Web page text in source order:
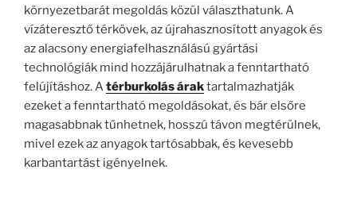
környezetbarát megoldás közül választhatunk. A
vízáteresztő térkövek, az újrahasznosított anyagok és
az alacsony energiafelhasználású gyártási
technológiák mind hozzájárulhatnak a fenntartható
felújításhoz. Atérburkolás áraktartalmazhatják
ezeket a fenntartható megoldásokat, és bár elsőre
magasabbnak tűnhetnek, hosszú távon megtérülnek,
mivel ezek az anyagok tartósabbak, és kevesebb
karbantartást igényelnek.